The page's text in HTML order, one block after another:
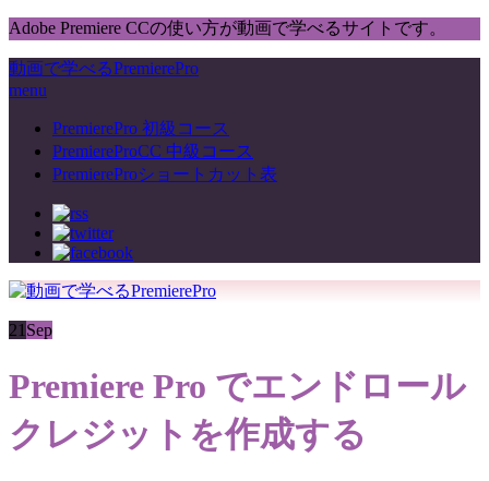
Adobe Premiere CCの使い方が動画で学べるサイトです。
動画で学べるPremierePro
menu
PremierePro 初級コース
PremiereProCC 中級コース
PremiereProショートカット表
21 Sep
Premiere Pro でエンドロール
クレジットを作成する